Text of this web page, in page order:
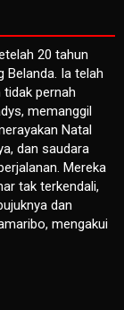
20 tahun
Belanda. Ia telah
pernah
memanggil
Natal
dan saudara
Mereka
tak terkendali,
dan
mengakui